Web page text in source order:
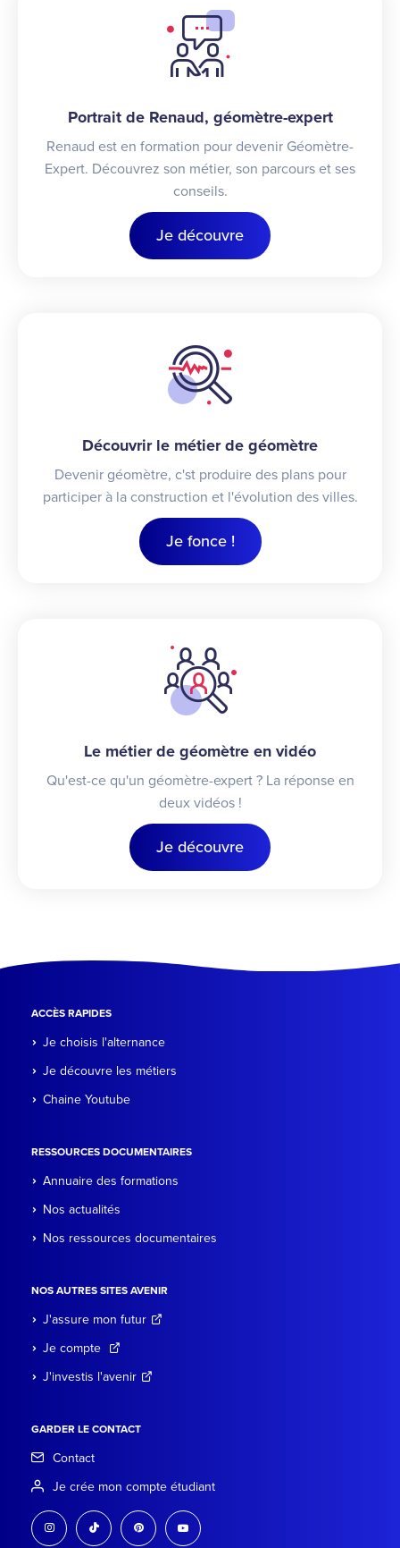
Portrait de Renaud, géomètre-expert
Renaud est en formation pour devenir Géomètre-
Expert. Découvrez son métier, son parcours et ses
conseils.
Je découvre
Découvrir le métier de géomètre
Devenir géomètre, c'st produire des plans pour
participer à la construction et l'évolution des villes.
Je fonce !
Le métier de géomètre en vidéo
Qu'est-ce qu'un géomètre-expert ? La réponse en
deux vidéos !
Je découvre
ACCÈS RAPIDES
Je choisis l'alternance
Je découvre les métiers
Chaine Youtube
RESSOURCES DOCUMENTAIRES
Annuaire des formations
Nos actualités
Nos ressources documentaires
NOS AUTRES SITES AVENIR
J'assure mon futur
Je compte
J'investis l'avenir
GARDER LE CONTACT
Contact
Je crée mon compte étudiant
instagram tiktok pinterest youtube